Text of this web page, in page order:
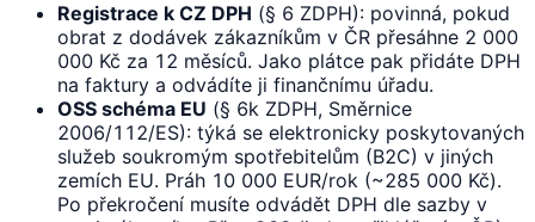
Registrace k CZ DPH (§ 6 ZDPH): povinná, pokud
obrat z dodávek zákazníkům v ČR přesáhne 2 000
000 Kč za 12 měsíců. Jako plátce pak přidáte DPH
na faktury a odvádíte ji finančnímu úřadu.
OSS schéma EU (§ 6k ZDPH, Směrnice
2006/112/ES): týká se elektronicky poskytovaných
služeb soukromým spotřebitelům (B2C) v jiných
zemích EU. Práh 10 000 EUR/rok (~285 000 Kč).
Po překročení musíte odvádět DPH dle sazby v